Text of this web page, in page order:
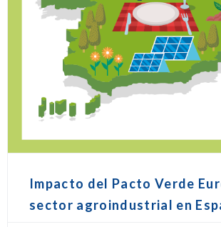
Impacto del Pacto Verde
sector agroindustrial en